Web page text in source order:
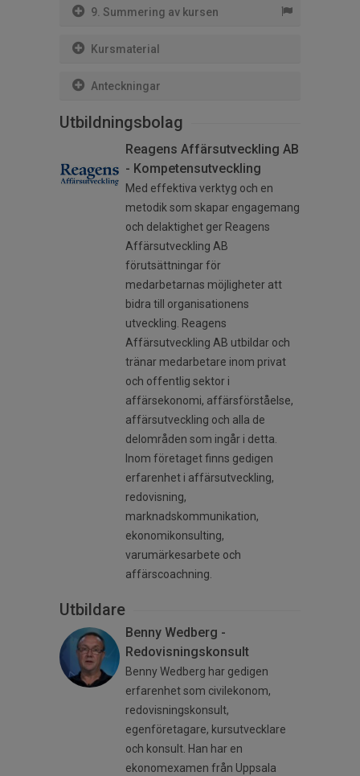
9. Summering av kursen
Kursmaterial
Anteckningar
Utbildningsbolag
Reagens Affärsutveckling AB
- Kompetensutveckling
Med effektiva verktyg och en
metodik som skapar engagemang
och delaktighet ger Reagens
Affärsutveckling AB
förutsättningar för
medarbetarnas möjligheter att
bidra till organisationens
utveckling. Reagens
Affärsutveckling AB utbildar och
tränar medarbetare inom privat
och offentlig sektor i
affärsekonomi, affärsförståelse,
affärsutveckling och alla de
delområden som ingår i detta.
Inom företaget finns gedigen
erfarenhet i affärsutveckling,
redovisning,
marknadskommunikation,
ekonomikonsulting,
varumärkesarbete och
affärscoachning.
Utbildare
Benny Wedberg -
Redovisningskonsult
Benny Wedberg har gedigen
erfarenhet som civilekonom,
redovisningskonsult,
egenföretagare, kursutvecklare
och konsult. Han har en
ekonomexamen från Uppsala